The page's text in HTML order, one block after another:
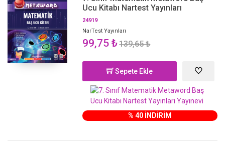
Ucu Kitabı Nartest Yayınları
24919
NarTest Yayınları
99,75 ₺139,65 ₺
Sepete Ekle
% 40 İNDİRİM